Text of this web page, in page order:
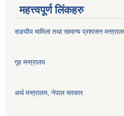
महत्त्वपूर्ण लिंकहरु
सङघीय मामिला तथा सामान्य प्रशासन
गृह मन्त्रालय
अर्थ मन्त्रालय, नेपाल सरकार